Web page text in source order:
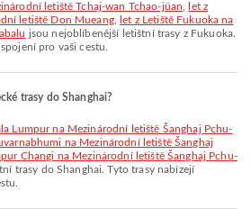
letiště Tchaj-wan Tchao-jüan
let z
letiště Don Mueang,
let z Letiště Fukuoka na
jsou nejoblíbenější letištní trasy z Fukuoka.
pro vaši cestu.
trasy do Shanghai?
na Mezinárodní letiště Šanghaj
Changi na Mezinárodní letiště Šanghaj Pchu-
trasy do Shanghai. Tyto trasy nabízejí